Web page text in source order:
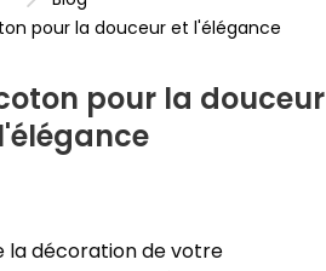
pour la douceur et l'élégance
pour la douceur
la décoration de votre